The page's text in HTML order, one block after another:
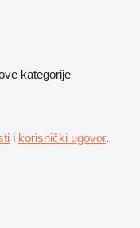
kategorije
i korisnički ugovor.